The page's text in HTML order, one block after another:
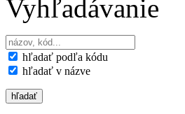
Vyhľadávanie
hľadať podľa kódu
hľadať v názve